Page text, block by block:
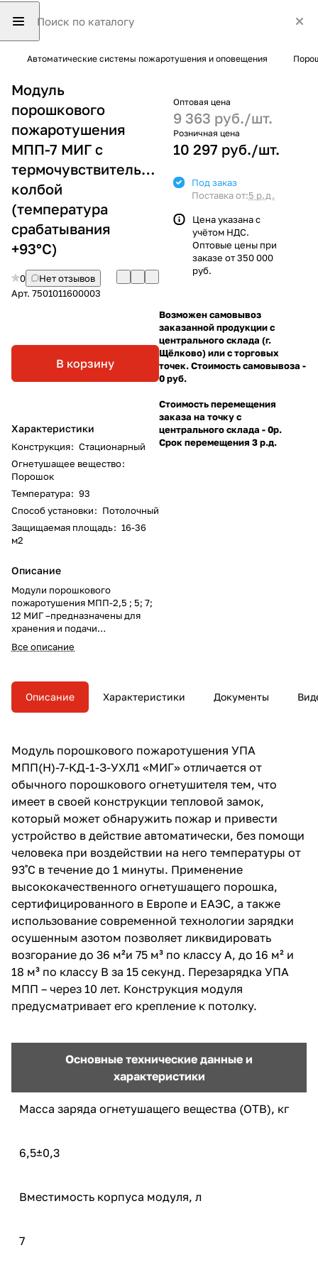
Автоматические системы пожаротушения и оповещения
Модуль
порошкового
пожаротушения
МПП-7 МИГ с
термочувствительной
колбой
(температура
срабатывания
+93°С)
0
Нет отзывов
Арт. 7501011600003
В корзину
Характеристики
Конструкция: Стационарный
Огнетушащее вещество:
Порошок
Температура: 93
Способ установки: Потолочный
Защищаемая площадь: 16-36
м2
Описание
Модули порошкового
пожаротушения МПП-2,5 ; 5; 7;
12 МИГ –предназначены для
хранения и подачи
огнетушащего порошка (ОП) и
подавления возгораний
(легковоспламеняющиеся и
горючие жидкости, древесина,
бумага, пластмасса и
самосрабатывающими
устройствами и самым
эффективным будет их
применение вместе с
системами автоматической
пожарной сигнализации.
Все описание
Оптовая цена
9 363 руб./шт.
Розничная цена
10 297 руб./шт.
Под заказ
Поставка от:5 р.д.
Цена указана с
учётом НДС.
Оптовые цены при
заказе от 350 000
руб.
Возможен самовывоз
заказанной продукции с
центрального склада (г.
Щёлково) или с торговых
точек. Стоимость самовывоза -
0 руб.
Стоимость перемещения
заказа на точку с
центрального склада - 0р.
Срок перемещения 3 р.д.
Описание Характеристики Документы
Модуль порошкового пожаротушения УПА
МПП(Н)-7-КД-1-З-УХЛ1 «МИГ» отличается от
обычного порошкового огнетушителя тем, что
имеет в своей конструкции тепловой замок,
который может обнаружить пожар и привести
устройство в действие автоматически, без помощи
человека при воздействии на него температуры от
93˚С в течение до 1 минуты. Применение
высококачественного огнетушащего порошка,
сертифицированного в Европе и ЕАЭС, а также
использование современной технологии зарядки
осушенным азотом позволяет ликвидировать
возгорание до 36 м²и 75 м³ по классу А, до 16 м² и
18 м³ по классу В за 15 секунд. Перезарядка УПА
МПП – через 10 лет. Конструкция модуля
предусматривает его крепление к потолку.
Основные технические данные и
характеристики
Масса заряда огнетушащего вещества (ОТВ), кг
6,5±0,3
Вместимость корпуса модуля, л
7